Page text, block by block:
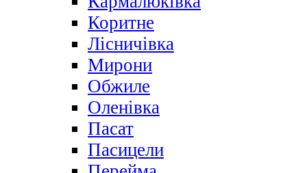
Коритне
Лісничівка
Мирони
Обжиле
Оленівка
Пасат
Пасицели